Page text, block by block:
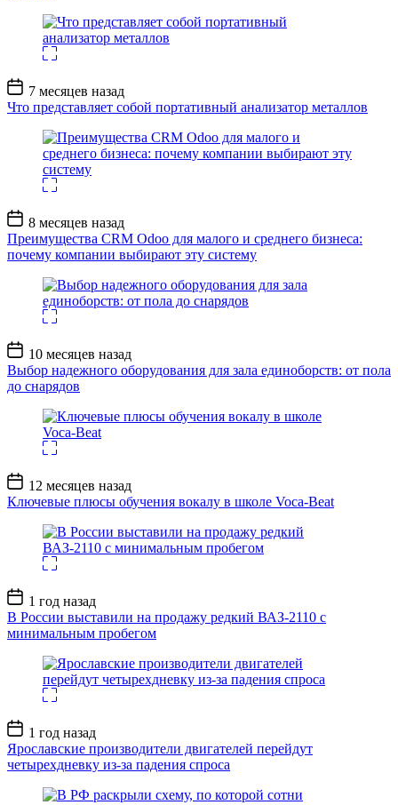
Дата
записи
7 месяцев назад
Что представляет собой портативный анализатор металлов
Дата
записи
8 месяцев назад
Преимущества CRM Odoo для малого и среднего бизнеса:
почему компании выбирают эту систему
Дата
записи
10 месяцев назад
Выбор надежного оборудования для зала единоборств: от пола
до снарядов
Дата
записи
12 месяцев назад
Ключевые плюсы обучения вокалу в школе Voca-Beat
Дата
записи
1 год назад
В России выставили на продажу редкий ВАЗ-2110 с
минимальным пробегом
Дата
записи
1 год назад
Ярославские производители двигателей перейдут
четырехдневку из-за падения спроса